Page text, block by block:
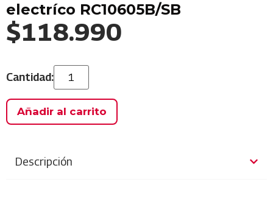
electríco RC10605B/SB
$118.990
Añadir al carrito
Descripción